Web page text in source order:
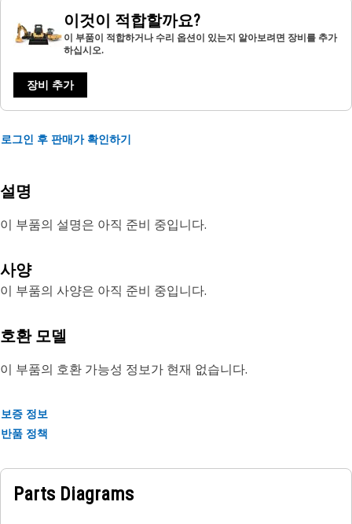
이것이 적합할까요?
이 부품이 적합하거나 수리 옵션이 있는지 알아보려면 장비를 추가
하십시오.
장비 추가
로그인 후 판매가 확인하기
설명
이 부품의 설명은 아직 준비 중입니다.
사양
이 부품의 사양은 아직 준비 중입니다.
호환 모델
이 부품의 호환 가능성 정보가 현재 없습니다.
보증 정보
반품 정책
Parts Diagrams